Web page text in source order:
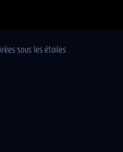
sous les étoiles